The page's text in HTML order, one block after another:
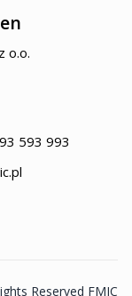
o.o.
593 993
Reserved FMIC